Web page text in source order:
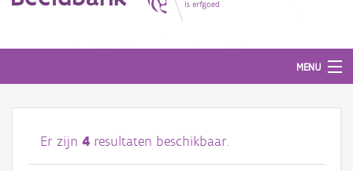
MENU
Afbeeldingen
#BeeldIndeKijker
Er zijn 4 resultaten beschikbaar.